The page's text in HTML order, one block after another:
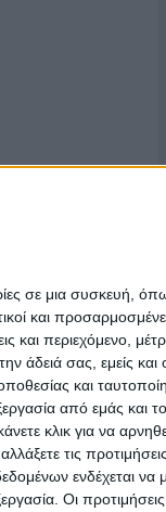
σε μια συσκευή,
και
και περιεχόμενο,
άδειά σας, εμείς και
και
από εμάς και
κλικ για να
τις
ενδέχεται να
Οι